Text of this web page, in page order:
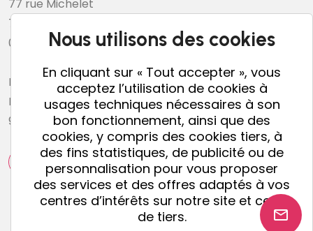
77 rue Michelet
76600 Le Havre
02 78 34 04 51
Horaires du Service Client
Du lundi au vendredi
9h15-12h45 et 13h45-17h
Nous utilisons des cookies
En cliquant sur « Tout accepter », vous
acceptez l’utilisation de cookies à
usages techniques nécessaires à son
bon fonctionnement, ainsi que des
cookies, y compris des cookies tiers, à
des fins statistiques, de publicité ou de
personnalisation pour vous proposer
des services et des offres adaptés à vos
centres d’intérêts sur notre site et ceux
de tiers.
email